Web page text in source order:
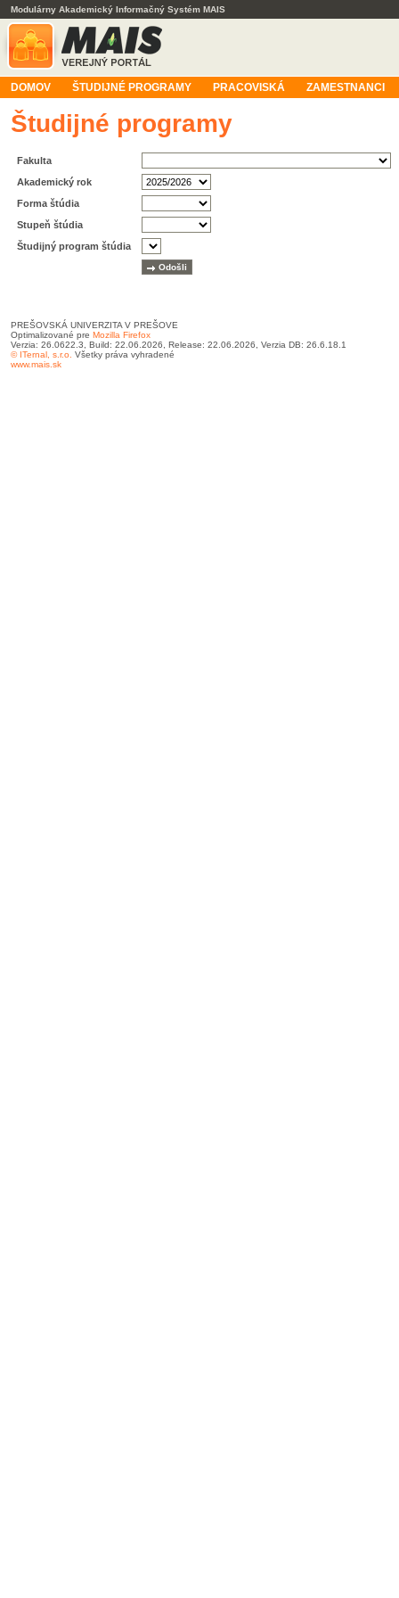
Modulárny Akademický Informačný Systém MAIS
DOMOV ŠTUDIJNÉ PROGRAMY PRACOVISKÁ ZAMESTNANCI
Študijné programy
Fakulta
Akademický rok
Forma štúdia
Stupeň štúdia
Študijný program štúdia
PREŠOVSKÁ UNIVERZITA V PREŠOVE
Optimalizované pre Mozilla Firefox
Verzia: 26.0622.3, Build: 22.06.2026, Release: 22.06.2026, Verzia DB: 26.6.18.1
© ITernal, s.r.o. Všetky práva vyhradené
www.mais.sk